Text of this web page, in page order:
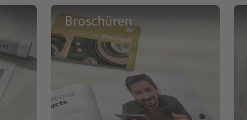
Broschüren